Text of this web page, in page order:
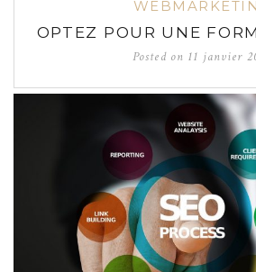
OPTEZ POUR UNE
Posted on 11 janvier